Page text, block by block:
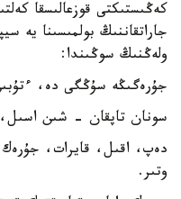
كەڭىستىكتى قوزعالىسقا
جاراتقاننىڭ بولمىسىنا يە
ولەڭنىڭ سوڭىندا:
جۇرەگىڭە سۇڭگى دە،
سونان تاپقان - شىن
دەپ، اقىل، قايرات،
وتىر.